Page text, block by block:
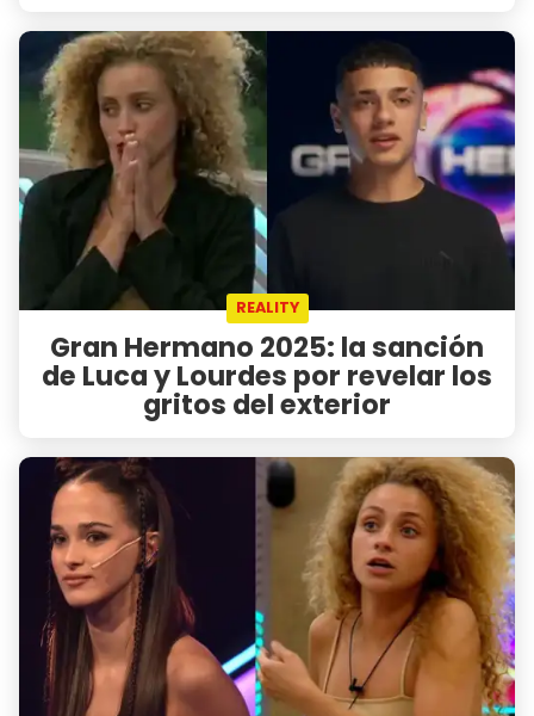
REALITY
Gran Hermano 2025: la sanción
de Luca y Lourdes por revelar los
gritos del exterior